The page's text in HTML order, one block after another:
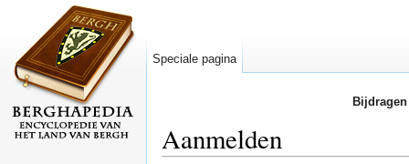
Aanmelden
Speciale pagina